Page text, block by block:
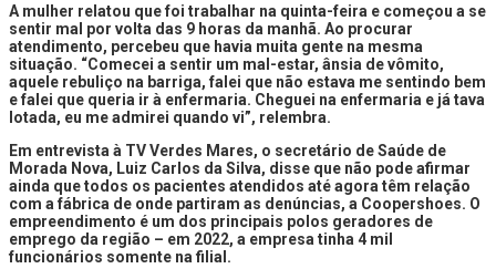
A mulher relatou que foi trabalhar na quinta-feira e começou a se
sentir mal por volta das 9 horas da manhã. Ao procurar
atendimento, percebeu que havia muita gente na mesma
situação. “Comecei a sentir um mal-estar, ânsia de vômito,
aquele rebuliço na barriga, falei que não estava me sentindo bem
e falei que queria ir à enfermaria. Cheguei na enfermaria e já tava
lotada, eu me admirei quando vi”, relembra.
Em entrevista à TV Verdes Mares, o secretário de Saúde de
Morada Nova, Luiz Carlos da Silva, disse que não pode afirmar
ainda que todos os pacientes atendidos até agora têm relação
com a fábrica de onde partiram as denúncias, a Coopershoes. O
empreendimento é um dos principais polos geradores de
emprego da região – em 2022, a empresa tinha 4 mil
funcionários somente na filial.